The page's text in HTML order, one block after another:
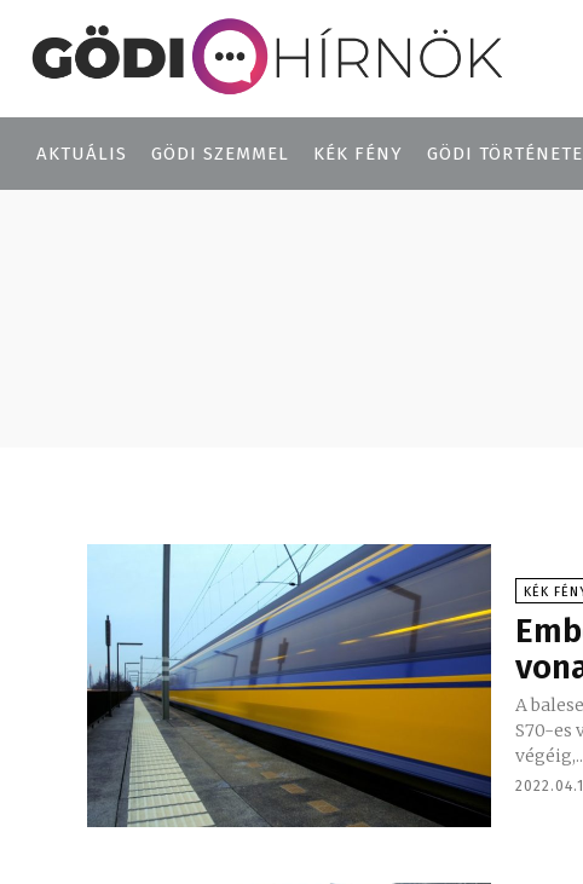
AKTUÁLIS GÖDI SZEMMEL KÉK FÉNY GÖDI
KÉK
A
S70-es